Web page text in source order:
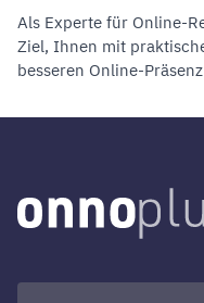
Als Experte für Online-
Ziel, Ihnen mit
besseren Online-